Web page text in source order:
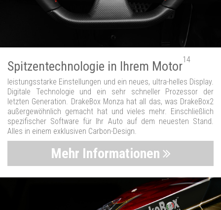
Spitzentechnologie in Ihrem Motor14
leistungsstarke Einstellungen und ein neues, ultra-helles Display.
Digitale Technologie und ein sehr schneller Prozessor der
letzten Generation. DrakeBox Monza hat all das, was DrakeBox2
außergewöhnlich gemacht hat und vieles mehr. Einschließlich
spezifischer Software für Ihr Auto auf dem neuesten Stand.
Alles in einem exklusiven Carbon-Design.
Mehr Informationen